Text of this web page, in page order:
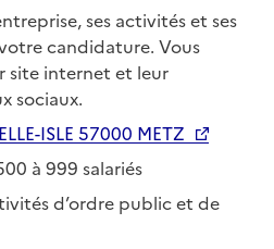
ses activités et ses
candidature. Vous
site internet et leur
sociaux.
ISLE 57000 METZ
à 999 salariés
d’ordre public et de